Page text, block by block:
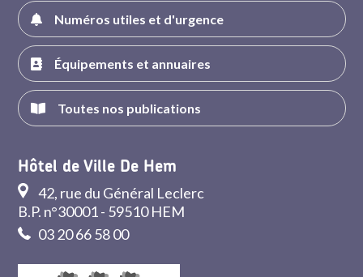
Numéros utiles et d'urgence
Équipements et annuaires
Toutes nos publications
Hôtel de Ville De Hem
42, rue du Général Leclerc
B.P. n°30001 - 59510 HEM
03 20 66 58 00